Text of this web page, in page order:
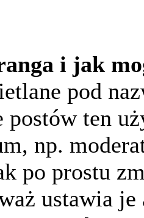
i jak
pod
postów ten
np.
po prostu
ustawia